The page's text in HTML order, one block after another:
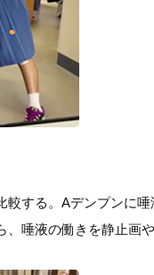
する。Aデンプンに
唾液の働きを静止画